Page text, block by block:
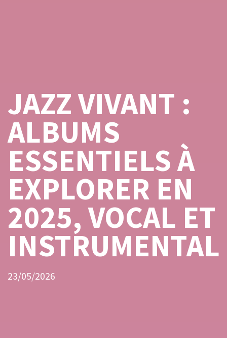
JAZZ VIVANT :
ALBUMS
ESSENTIELS À
EXPLORER EN
2025, VOCAL ET
INSTRUMENTAL
23/05/2026